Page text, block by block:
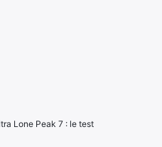
Lone Peak 7 : le test